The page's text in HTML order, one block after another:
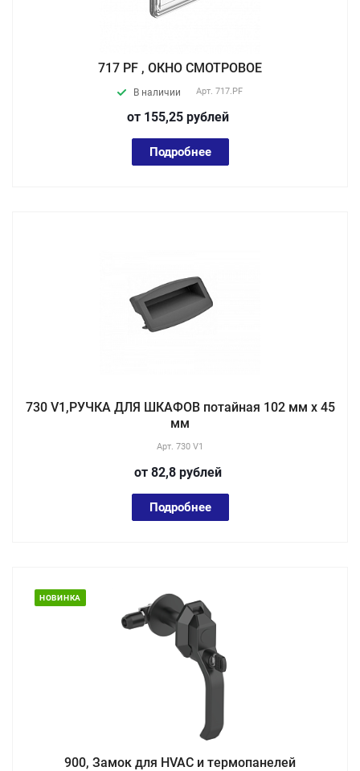
717 PF , ОКНО СМОТРОВОЕ
В наличии Арт. 717.PF
от 155,25 рублей
Подробнее
730 V1,РУЧКА ДЛЯ ШКАФОВ потайная 102 мм х 45
мм
Арт. 730 V1
от 82,8 рублей
Подробнее
НОВИНКА
900, Замок для HVAC и термопанелей